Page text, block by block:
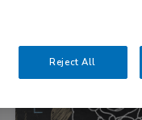
Reject All